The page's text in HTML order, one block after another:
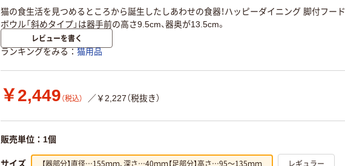
猫の食生活を見つめるところから誕生したしあわせの食器！ハッピーダイニング 脚付フード
ボウル「斜めタイプ」は器手前の高さ9.5cm、器奥が13.5cm。
レビューを書く
ランキングをみる 猫用品
￥2,449 （税込） ／￥2,227（税抜き）
販売単位：1個
サイズ 【器部分】直径…155ｍｍ、深さ…40ｍｍ【足部分】高さ…95～135ｍｍ レギュラー